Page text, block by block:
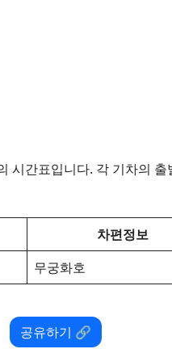
시간표입니다. 각 기차의
차편정보
무궁화호
공유하기 🔗